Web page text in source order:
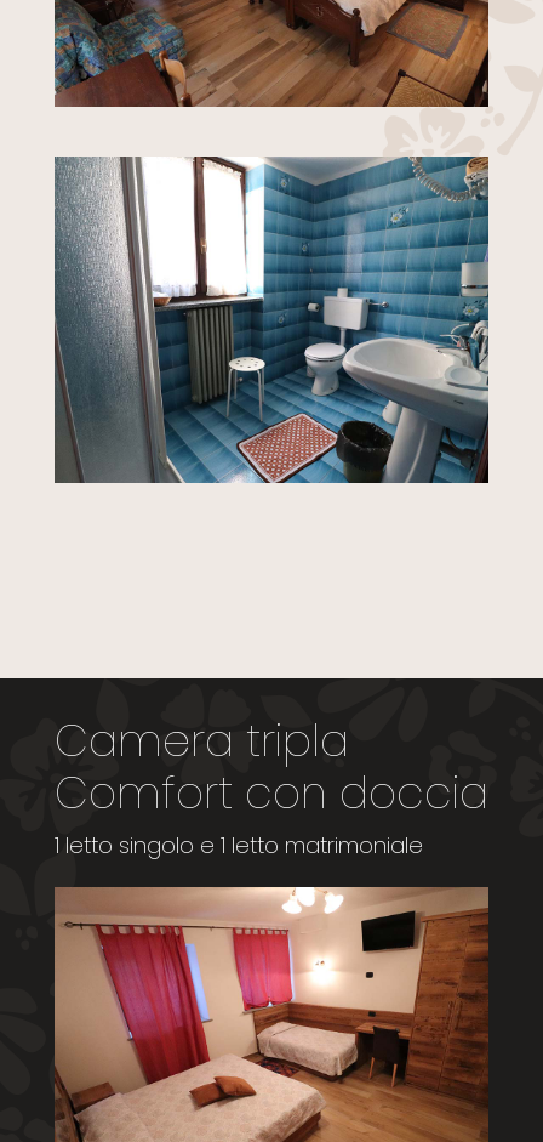
Camera tripla
Comfort con doccia
1 letto singolo e 1 letto matrimoniale